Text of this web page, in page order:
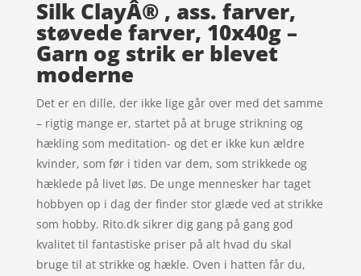
Silk ClayÂ® , ass. farver,
støvede farver, 10x40g –
Garn og strik er blevet
moderne
Det er en dille, der ikke lige går over med det samme
– rigtig mange er, startet på at bruge strikning og
hækling som meditation- og det er ikke kun ældre
kvinder, som før i tiden var dem, som strikkede og
hæklede på livet løs. De unge mennesker har taget
hobbyen op i dag der finder stor glæde ved at strikke
som hobby. Rito.dk sikrer dig gang på gang god
kvalitet til fantastiske priser på alt hvad du skal
bruge til at strikke og hækle. Oven i hatten får du,